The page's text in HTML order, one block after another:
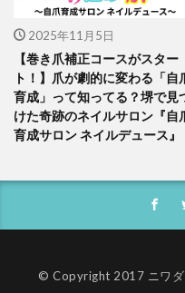
2025年11月5日
【巻き爪補正コースがスター
ト！】爪が劇的に変わる「自
育成」って知ってる？堺で見
けた奇跡のネイルサロン『自
育成サロン ネイルデュース』
© Copyright 2017 ニワダ